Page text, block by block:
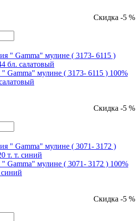
Скидка -5 %
Gamma" мулине ( 3173- 6115 ) 100%
Скидка -5 %
Gamma" мулине ( 3071- 3172 ) 100%
Скидка -5 %